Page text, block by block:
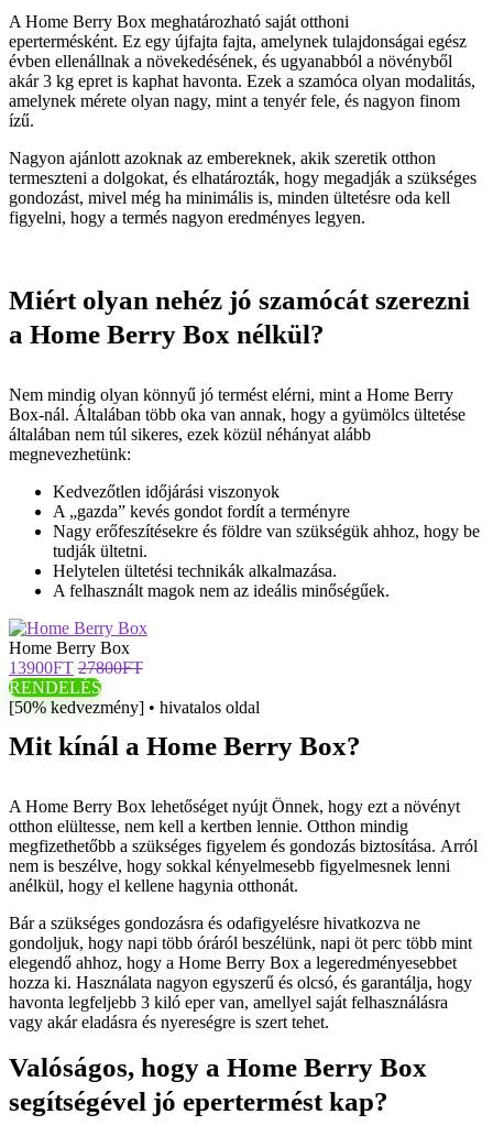
A Home Berry Box meghatározható saját otthoni
epertermésként. Ez egy újfajta fajta, amelynek tulajdonságai egész
évben ellenállnak a növekedésének, és ugyanabból a növényből
akár 3 kg epret is kaphat havonta. Ezek a szamóca olyan modalitás,
amelynek mérete olyan nagy, mint a tenyér fele, és nagyon finom
ízű.
Nagyon ajánlott azoknak az embereknek, akik szeretik otthon
termeszteni a dolgokat, és elhatározták, hogy megadják a szükséges
gondozást, mivel még ha minimális is, minden ültetésre oda kell
figyelni, hogy a termés nagyon eredményes legyen.
Miért olyan nehéz jó szamócát szerezni
a Home Berry Box nélkül?
Nem mindig olyan könnyű jó termést elérni, mint a Home Berry
Box-nál. Általában több oka van annak, hogy a gyümölcs ültetése
általában nem túl sikeres, ezek közül néhányat alább
megnevezhetünk:
Kedvezőtlen időjárási viszonyok
A „gazda” kevés gondot fordít a terményre
Nagy erőfeszítésekre és földre van szükségük ahhoz, hogy be
tudják ültetni.
Helytelen ültetési technikák alkalmazása.
A felhasznált magok nem az ideális minőségűek.
Home Berry Box
13900FT 27800FT
RENDELÉS
[50% kedvezmény] • hivatalos oldal
Mit kínál a Home Berry Box?
A Home Berry Box lehetőséget nyújt Önnek, hogy ezt a növényt
otthon elültesse, nem kell a kertben lennie. Otthon mindig
megfizethetőbb a szükséges figyelem és gondozás biztosítása. Arról
nem is beszélve, hogy sokkal kényelmesebb figyelmesnek lenni
anélkül, hogy el kellene hagynia otthonát.
Bár a szükséges gondozásra és odafigyelésre hivatkozva ne
gondoljuk, hogy napi több óráról beszélünk, napi öt perc több mint
elegendő ahhoz, hogy a Home Berry Box a legeredményesebbet
hozza ki. Használata nagyon egyszerű és olcsó, és garantálja, hogy
havonta legfeljebb 3 kiló eper van, amellyel saját felhasználásra
vagy akár eladásra és nyereségre is szert tehet.
Valóságos, hogy a Home Berry Box
segítségével jó epertermést kap?